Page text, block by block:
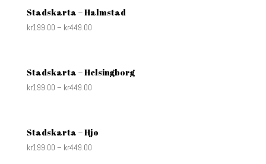
Stadskarta – Halmstad
kr199.00 – kr449.00
Stadskarta – Helsingborg
kr199.00 – kr449.00
Stadskarta – Hjo
kr199.00 – kr449.00